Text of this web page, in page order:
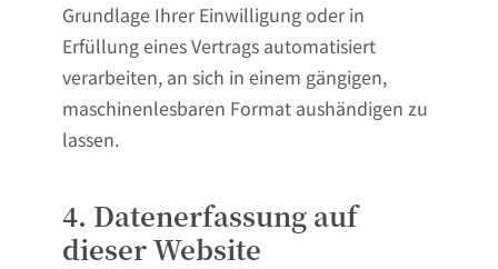
Grundlage Ihrer Einwilligung oder in
Erfüllung eines Vertrags automatisiert
verarbeiten, an sich in einem gängigen,
maschinenlesbaren Format aushändigen zu
lassen.
4. Datenerfassung auf
dieser Website